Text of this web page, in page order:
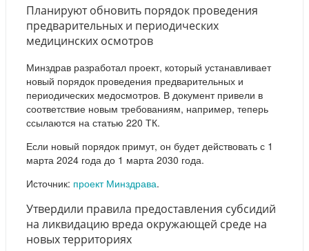
Планируют обновить порядок проведения
предварительных и периодических
медицинских осмотров
Минздрав разработал проект, который устанавливает
новый порядок проведения предварительных и
периодических медосмотров. В документ привели в
соответствие новым требованиям, например, теперь
ссылаются на статью 220 ТК.
Если новый порядок примут, он будет действовать с 1
марта 2024 года ‎до 1 марта 2030 года.
Источник: проект Минздрава.
Утвердили правила предоставления субсидий
на ликвидацию вреда окружающей среде на
новых территориях